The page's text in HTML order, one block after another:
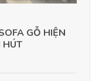
GỖ HIỆN
HÚT